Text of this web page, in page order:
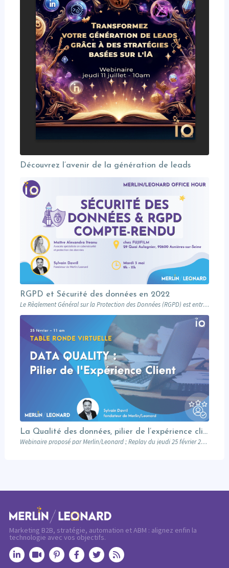
Découvrez l’avenir de la génération de leads
RGPD et Sécurité des données en 2022
Le Règlement Général sur la Protection des Données (RGPD) est entré en application en…
La Qualité des données, pilier de l’expérience client
Webinaire proposé par Merlin/Leonard ; Replay du jeudi 25 février 2021 à 10h Ce…
Marketing B2B, stratégie, automation et ABM : alignez enfin la
technologie avec vos objectifs.